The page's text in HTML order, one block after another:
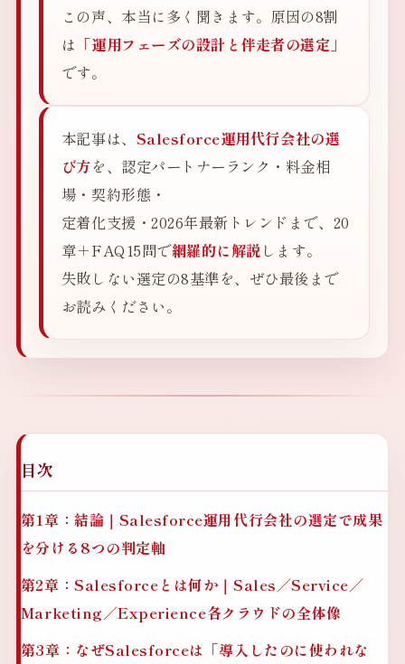
この声、本当に多く聞きます。原因の8割
は 「運用フェーズの設計と伴走者の選定」
です。
本記事は、 Salesforce運用代行会社の選
び方を、認定パートナーランク・料金相
場・契約形態・
定着化支援・2026年最新トレンドまで、20
章＋FAQ15問で網羅的に解説します。
失敗しない選定の8基準を、ぜひ最後まで
お読みください。
目次
第1章：結論｜Salesforce運用代行会社の選定で成果
を分ける8つの判定軸
第2章：Salesforceとは何か｜Sales／Service／
Marketing／Experience各クラウドの全体像
第3章：なぜSalesforceは「導入したのに使われな